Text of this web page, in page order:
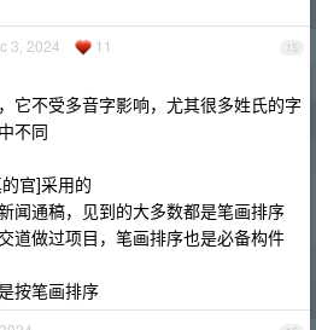
15
3, 2024 11
它不受多音字影响，尤其很多姓氏的字
不同
官]采用的
闻通稿，见到的大多数都是笔画排序
道做过项目，笔画排序也是必备构件
按笔画排序